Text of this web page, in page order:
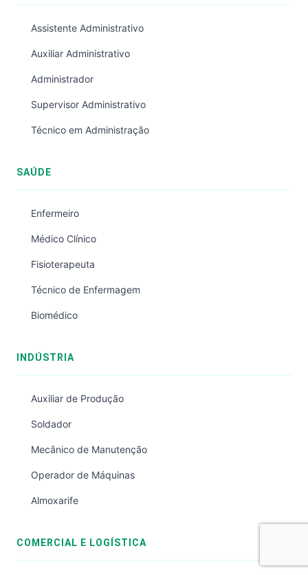
Assistente Administrativo
Auxiliar Administrativo
Administrador
Supervisor Administrativo
Técnico em Administração
SAÚDE
Enfermeiro
Médico Clínico
Fisioterapeuta
Técnico de Enfermagem
Biomédico
INDÚSTRIA
Auxiliar de Produção
Soldador
Mecânico de Manutenção
Operador de Máquinas
Almoxarife
COMERCIAL E LOGÍSTICA